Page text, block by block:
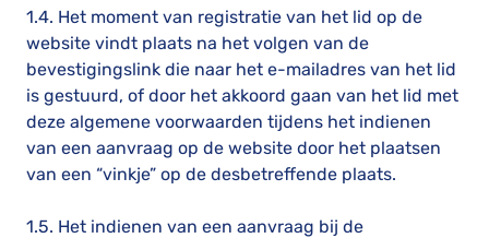
1.4. Het moment van registratie van het lid op de
website vindt plaats na het volgen van de
bevestigingslink die naar het e-mailadres van het lid
is gestuurd, of door het akkoord gaan van het lid met
deze algemene voorwaarden tijdens het indienen
van een aanvraag op de website door het plaatsen
van een “vinkje” op de desbetreffende plaats.
1.5. Het indienen van een aanvraag bij de